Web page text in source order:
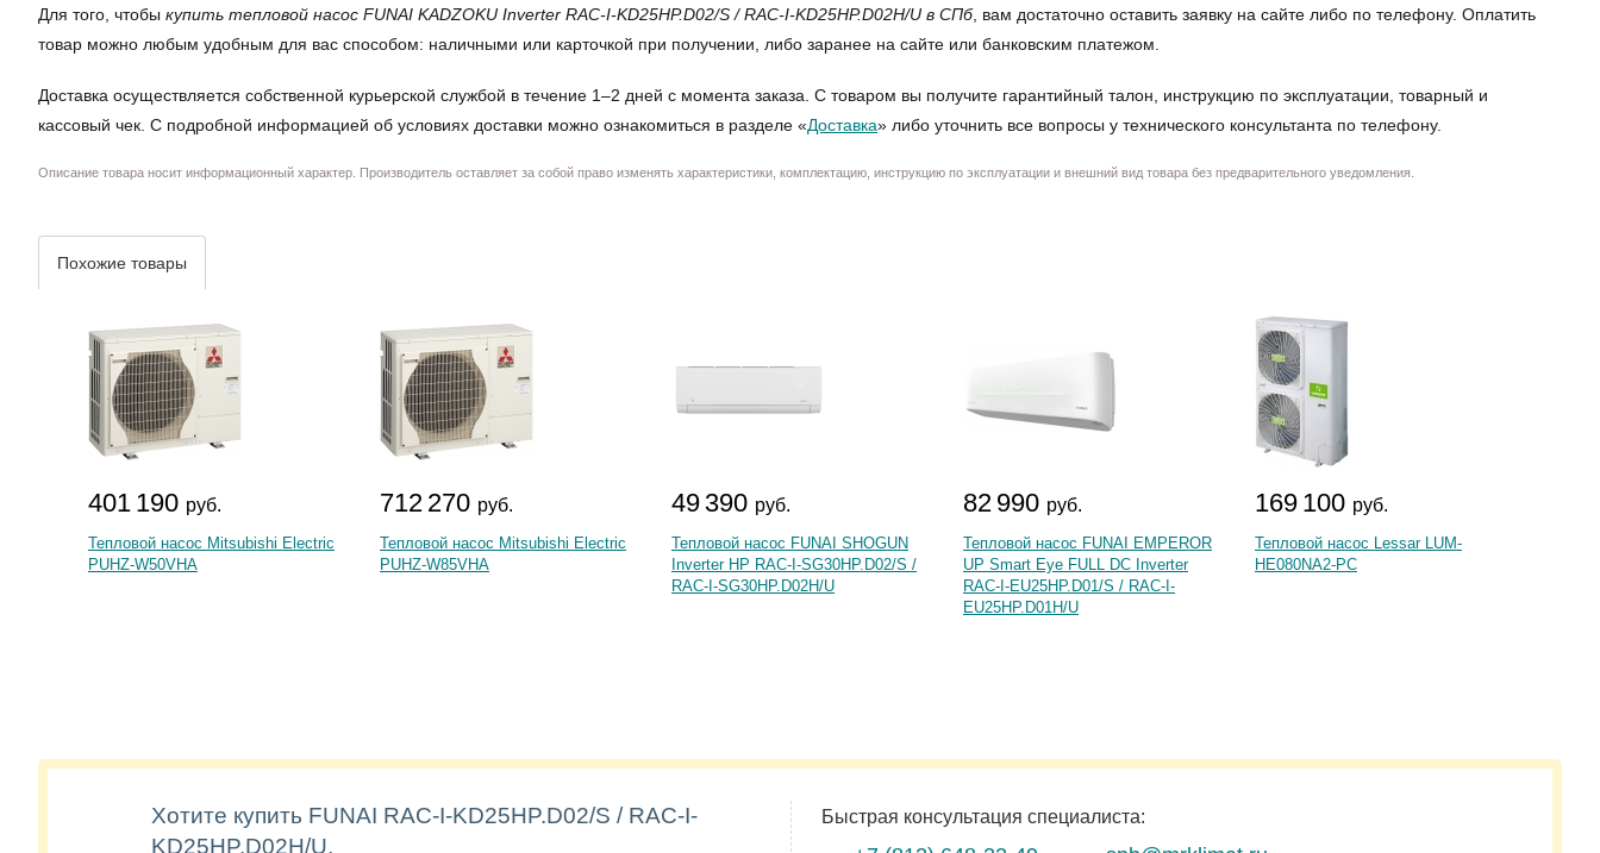
Для того, чтобы купить тепловой насос FUNAI KADZOKU Inverter RAC-I-KD25HP.D02/S / RAC-I-KD25HP.D02H/U в СПб, вам достаточно оставить заявку на сайте либо по телефону. Оплатить
товар можно любым удобным для вас способом: наличными или карточкой при получении, либо заранее на сайте или банковским платежом.
Доставка осуществляется собственной курьерской службой в течение 1–2 дней с момента заказа. С товаром вы получите гарантийный талон, инструкцию по эксплуатации, товарный и
кассовый чек. С подробной информацией об условиях доставки можно ознакомиться в разделе «Доставка» либо уточнить все вопросы у технического консультанта по телефону.
Описание товара носит информационный характер. Производитель оставляет за собой право изменять характеристики, комплектацию, инструкцию по эксплуатации и внешний вид товара без предварительного уведомления.
Похожие товары
401 190 руб.
Тепловой насос Mitsubishi Electric
PUHZ-W50VHA
712 270 руб.
Тепловой насос Mitsubishi Electric
PUHZ-W85VHA
49 390 руб.
Тепловой насос FUNAI SHOGUN
Inverter HP RAC-I-SG30HP.D02/S /
RAC-I-SG30HP.D02H/U
82 990 руб.
Тепловой насос FUNAI EMPEROR
UP Smart Eye FULL DC Inverter
RAC-I-EU25HP.D01/S / RAC-I-
EU25HP.D01H/U
169 100 руб.
Тепловой насос Lessar LUM-
HE080NA2-PC
Хотите купить FUNAI RAC-I-KD25HP.D02/S / RAC-I-
KD25HP.D02H/U,
Быстрая консультация специалиста: